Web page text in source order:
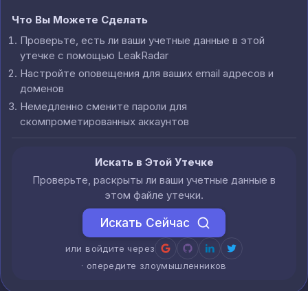
Что Вы Можете Сделать
Проверьте, есть ли ваши учетные данные в этой
утечке с помощью LeakRadar
Настройте оповещения для ваших email адресов и
доменов
Немедленно смените пароли для
скомпрометированных аккаунтов
Искать в Этой Утечке
Проверьте, раскрыты ли ваши учетные данные в
этом файле утечки.
Искать Сейчас
или войдите через
· опередите злоумышленников